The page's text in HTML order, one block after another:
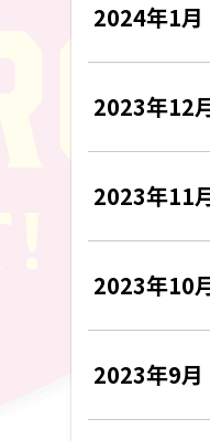
2024年1月
2023年12
2023年11
2023年10
2023年9月